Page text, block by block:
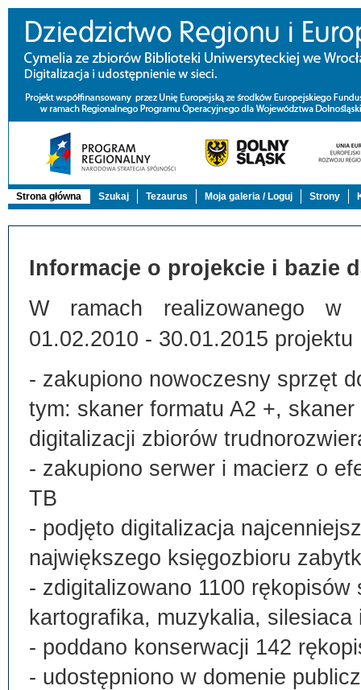
Strona główna Szukaj Tezaurus Moja galeria / Loguj Strony
Informacje o projekcie i bazie
W ramach realizowanego w
01.02.2010 - 30.01.2015 projektu
- zakupiono nowoczesny sprzęt
tym: skaner formatu A2 +,
digitalizacji zbiorów
- zakupiono serwer i macierz o
TB
- podjęto digitalizacja
największego księgozbioru
- zdigitalizowano 1100
kartografika, muzykalia, silesiaca
- poddano konserwacji 142
- udostępniono w domenie